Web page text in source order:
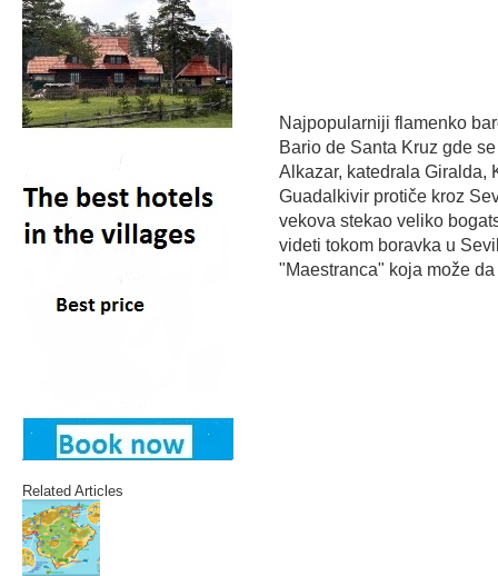
Related Articles
Najpopularniji flamenko
Bario de Santa Kruz gde
Alkazar, katedrala Giralda,
Guadalkivir protiče kroz
vekova stekao veliko
videti tokom boravka u
"Maestranca" koja može